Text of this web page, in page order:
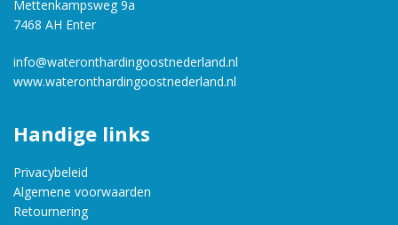
Mettenkampsweg 9a
7468 AH Enter
info@wateronthardingoostnederland.nl
www.wateronthardingoostnederland.nl
Handige links
Privacybeleid
Algemene voorwaarden
Retournering